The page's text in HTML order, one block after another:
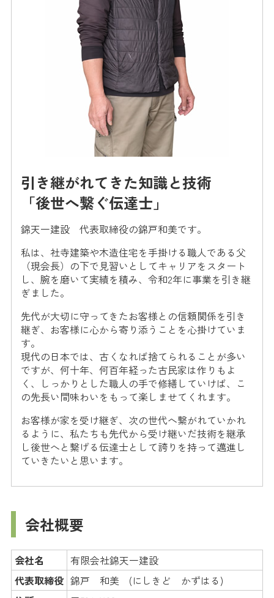
引き継がれてきた知識と技術
「後世へ繋ぐ伝達士」
錦天一建設 代表取締役の錦戸和美です。
私は、社寺建築や木造住宅を手掛ける職人である父
（現会長）の下で見習いとしてキャリアをスタート
し、腕を磨いて実績を積み、令和2年に事業を引き継
ぎました。
先代が大切に守ってきたお客様との信頼関係を引き
継ぎ、お客様に心から寄り添うことを心掛けていま
す。
現代の日本では、古くなれば捨てられることが多い
ですが、何十年、何百年経った古民家は作りもよ
く、しっかりとした職人の手で修繕していけば、こ
の先長い間味わいをもって楽しませてくれます。
お客様が家を受け継ぎ、次の世代へ繋がれていかれ
るように、私たちも先代から受け継いだ技術を継承
し後世へと繋げる伝達士として誇りを持って邁進し
ていきたいと思います。
会社概要
会社名
有限会社錦天一建設
代表取締役 錦戸 和美 (にしきど かずはる)